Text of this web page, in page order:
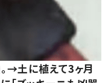
→土に植えて3ヶ月